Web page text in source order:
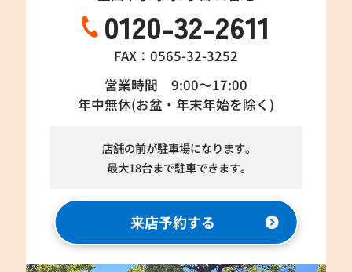
0120-32-2611
FAX：0565-32-3252
営業時間 9:00～17:00
年中無休(お盆・年末年始を除く)
店舗の前が駐車場になります。
最大18台まで駐車できます。
来店予約する